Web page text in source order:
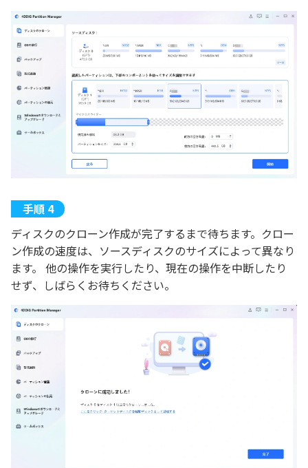
ディスクのクローン作成が完了するまで待ちます。クロー
ン作成の速度は、ソースディスクのサイズによって異なり
ます。 他の操作を実行したり、現在の操作を中断したり
せず、しばらくお待ちください。